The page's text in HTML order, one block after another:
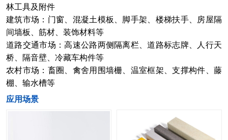
林工具及附件
建筑市场：门窗、混凝土模板、脚手架、楼梯扶手、房屋隔
间墙板、筋材、装饰材料等
道路交通市场：高速公路两侧隔离栏、道路标志牌、人行天
桥、隔音壁、冷藏车构件等
农村市场：畜圈、禽舍用围墙栅、温室框架、支撑构件、藤
棚、输水槽等
​应用场景